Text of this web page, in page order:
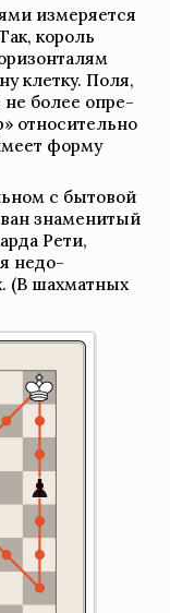
изме­ря­ется
король
клетку. Поля,
не более опре­
отно­си­тельно
форму
с быто­вой
знаме­ни­тый
Рети,
недо­
(В шахмат­ных